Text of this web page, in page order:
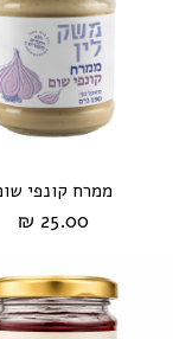
ממרח קונפי
25.00 ₪